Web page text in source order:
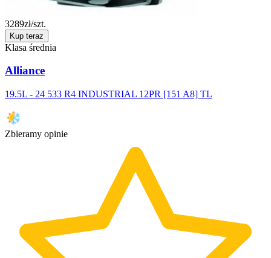
3289zł/szt.
Kup teraz
Klasa średnia
Alliance
19.5L - 24 533 R4 INDUSTRIAL 12PR [151 A8] TL
Zbieramy opinie